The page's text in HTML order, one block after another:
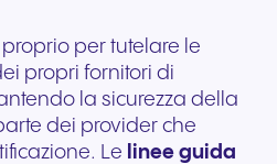
per tutelare le
propri fornitori di
la sicurezza della
dei provider che
Le linee guida